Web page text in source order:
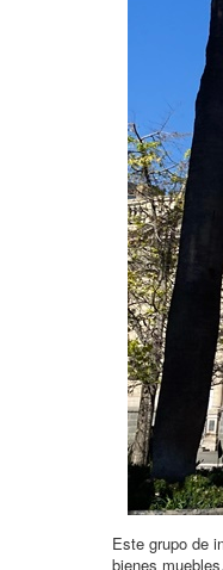
Este grupo de
bienes